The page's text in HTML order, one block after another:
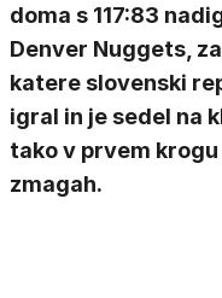
doma s 117:83
Denver Nuggets, za
katere slovenski
igral in je sedel na
tako v prvem
zmagah.